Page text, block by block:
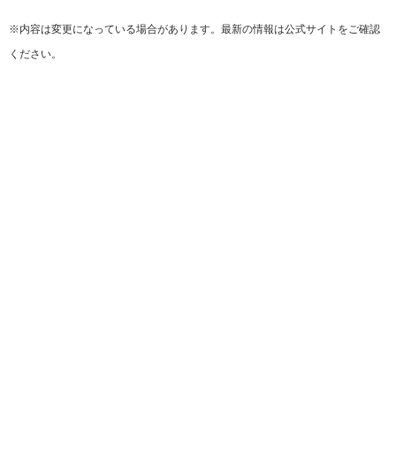
※内容は変更になっている場合があります。最新の情報は公式サイトをご確認
ください。